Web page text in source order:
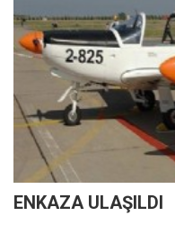
ENKAZA ULAŞILDI